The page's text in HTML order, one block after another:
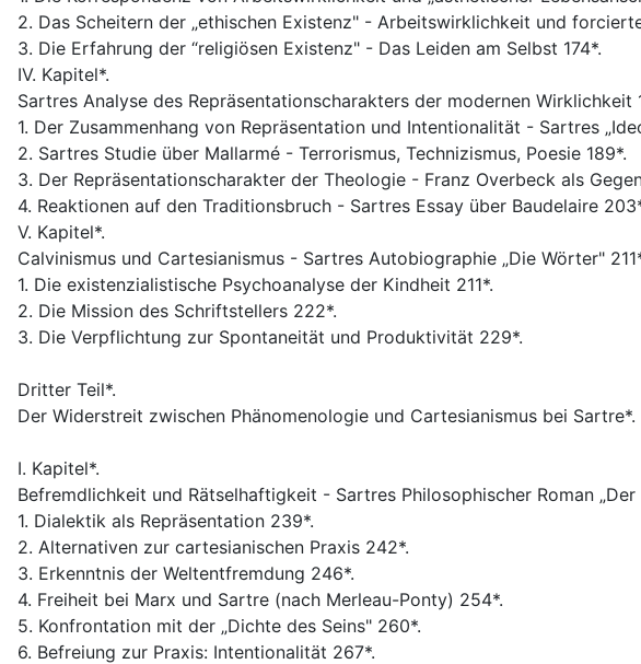
2. Das Scheitern der „ethischen Existenz" - Arbeitswirklichkeit und
3. Die Erfahrung der “religiösen Existenz" - Das Leiden am Selbst 174*.
IV. Kapitel*.
Sartres Analyse des Repräsentationscharakters der modernen Wirklichkeit
1. Der Zusammenhang von Repräsentation und Intentionalität - Sartres
2. Sartres Studie über Mallarmé - Terrorismus, Technizismus, Poesie 189*.
3. Der Repräsentationscharakter der Theologie - Franz Overbeck als
4. Reaktionen auf den Traditionsbruch - Sartres Essay über Baudelaire
V. Kapitel*.
Calvinismus und Cartesianismus - Sartres Autobiographie „Die Wörter"
1. Die existenzialistische Psychoanalyse der Kindheit 211*.
2. Die Mission des Schriftstellers 222*.
3. Die Verpflichtung zur Spontaneität und Produktivität 229*.
Dritter Teil*.
Der Widerstreit zwischen Phänomenologie und Cartesianismus bei Sartre*.
I. Kapitel*.
Befremdlichkeit und Rätselhaftigkeit - Sartres Philosophischer Roman „Der
1. Dialektik als Repräsentation 239*.
2. Alternativen zur cartesianischen Praxis 242*.
3. Erkenntnis der Weltentfremdung 246*.
4. Freiheit bei Marx und Sartre (nach Merleau-Ponty) 254*.
5. Konfrontation mit der „Dichte des Seins" 260*.
6. Befreiung zur Praxis: Intentionalität 267*.